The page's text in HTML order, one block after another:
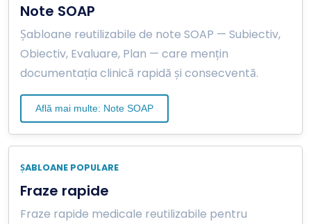
Note SOAP
Șabloane reutilizabile de note SOAP — Subiectiv,
Obiectiv, Evaluare, Plan — care mențin
documentația clinică rapidă și consecventă.
Află mai multe: Note SOAP
ȘABLOANE POPULARE
Fraze rapide
Fraze rapide medicale reutilizabile pentru